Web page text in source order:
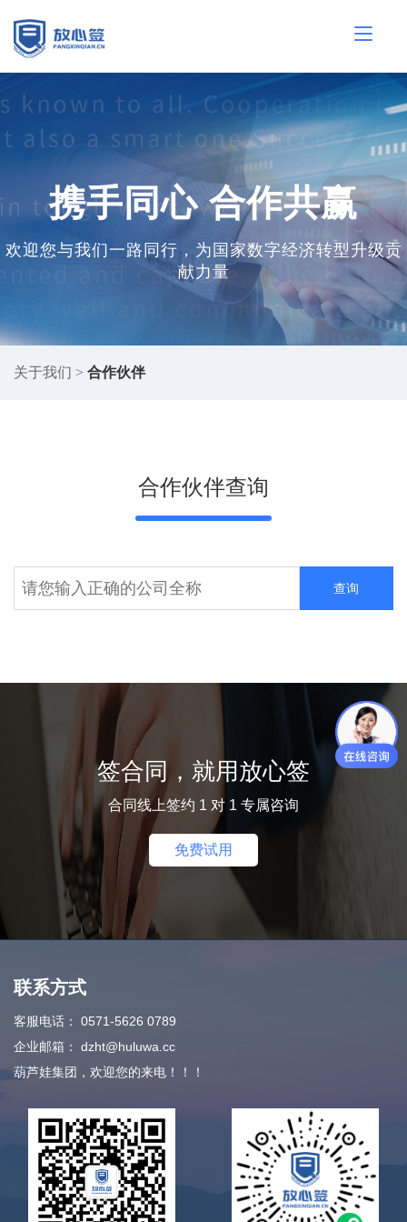
携手同心 合作共赢
欢迎您与我们一路同行，为国家数字经济转型升级贡
献力量
关于我们 > 合作伙伴
合作伙伴查询
查询
签合同，就用放心签
合同线上签约 1 对 1 专属咨询
免费试用
联系方式
客服电话：
0571-5626 0789
企业邮箱：
dzht@huluwa.cc
葫芦娃集团，欢迎您的来电！！！